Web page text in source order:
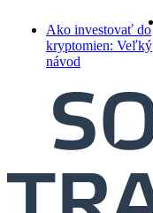
content
Ako investovať do
kryptomien: Veľký
návod